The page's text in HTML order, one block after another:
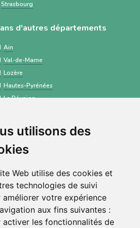
utilisons des
Web utilise des cookies et
technologies de suivi
améliorer votre expérience
aux fins suivantes :
activer les fonctionnalités de
Strasbourg
d'autres départements
Ain
Val-de-Marne
Lozère
Hautes-Pyrénées
La Réunion
Doubs
Gers